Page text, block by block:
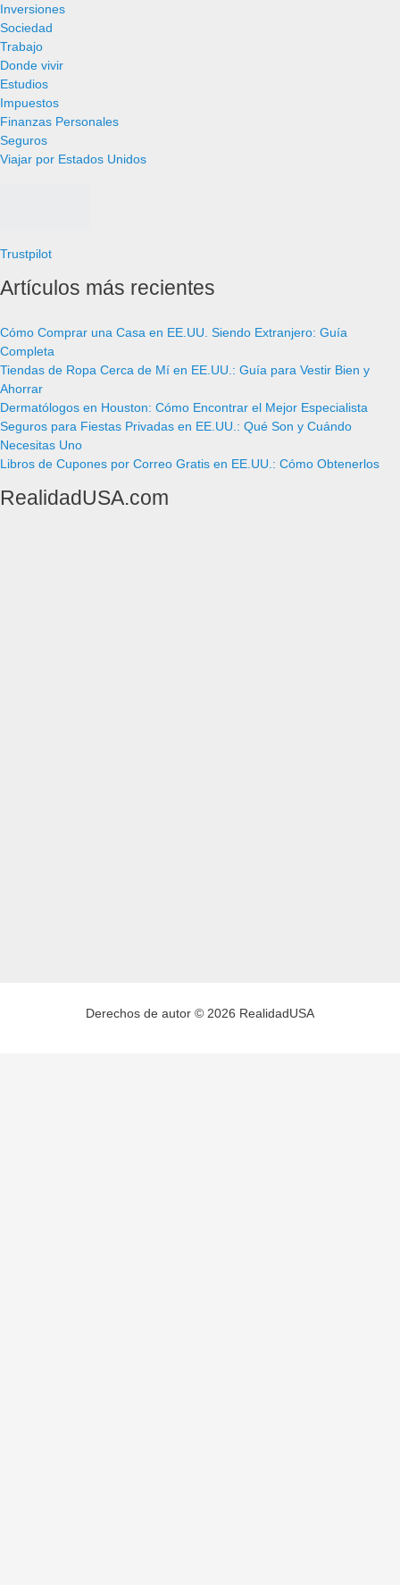
Inversiones
Sociedad
Trabajo
Donde vivir
Estudios
Impuestos
Finanzas Personales
Seguros
Viajar por Estados Unidos
Trustpilot
Artículos más recientes
Cómo Comprar una Casa en EE.UU. Siendo Extranjero: Guía
Completa
Tiendas de Ropa Cerca de Mí en EE.UU.: Guía para Vestir Bien y
Ahorrar
Dermatólogos en Houston: Cómo Encontrar el Mejor Especialista
Seguros para Fiestas Privadas en EE.UU.: Qué Son y Cuándo
Necesitas Uno
Libros de Cupones por Correo Gratis en EE.UU.: Cómo Obtenerlos
RealidadUSA.com
Derechos de autor © 2026 RealidadUSA